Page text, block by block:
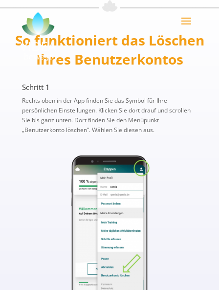
So funktioniert das Löschen
Ihres Benutzerkontos
Schritt 1
Rechts oben in der App finden Sie das Symbol für Ihre
persönlichen Einstellungen. Klicken Sie dort drauf und scrollen
Sie bis ganz unten. Dort finden Sie den Menüpunkt
„Benutzerkonto löschen“. Wählen Sie diesen aus.